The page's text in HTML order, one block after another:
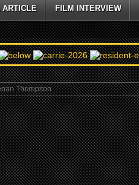
ARTICLE FILM INTERVIEW
Thompson